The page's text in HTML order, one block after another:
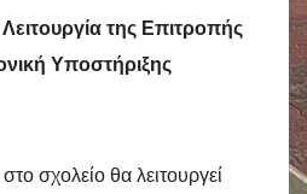
της Επιτροπής
Υποστήριξης
σχολείο θα λειτουργεί